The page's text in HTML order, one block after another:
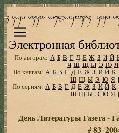
Электронная
По авторам: А Б В Г Д Е Ж З И Й
Ч Ш Щ Ы Э Ю Я
По книгам: А Б В Г Д Е Ж З И Й К
Ш Щ Ы Э Ю Я
По сериям: А Б В Г Д Е Ж З И Й К
Ш Щ Ы Э Ю Я
День Литературы Газета -
# 83